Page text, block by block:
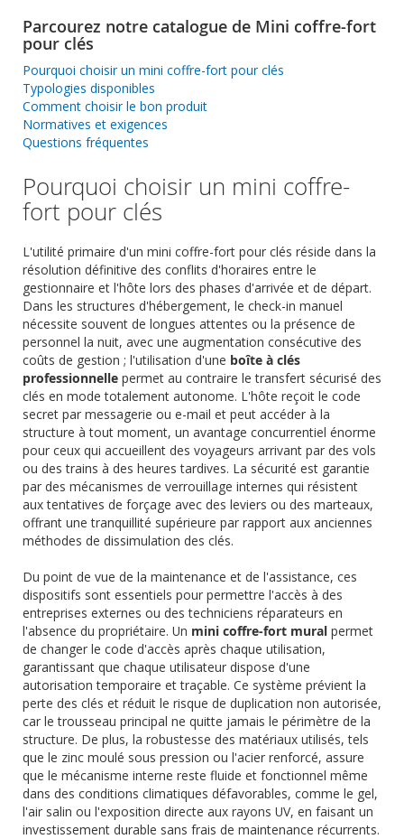
Parcourez notre catalogue de Mini coffre-fort
pour clés
Pourquoi choisir un mini coffre-fort pour clés
Typologies disponibles
Comment choisir le bon produit
Normatives et exigences
Questions fréquentes
Pourquoi choisir un mini coffre-
fort pour clés
L'utilité primaire d'un mini coffre-fort pour clés réside dans la
résolution définitive des conflits d'horaires entre le
gestionnaire et l'hôte lors des phases d'arrivée et de départ.
Dans les structures d'hébergement, le check-in manuel
nécessite souvent de longues attentes ou la présence de
personnel la nuit, avec une augmentation consécutive des
coûts de gestion ; l'utilisation d'une boîte à clés
professionnelle permet au contraire le transfert sécurisé des
clés en mode totalement autonome. L'hôte reçoit le code
secret par messagerie ou e-mail et peut accéder à la
structure à tout moment, un avantage concurrentiel énorme
pour ceux qui accueillent des voyageurs arrivant par des vols
ou des trains à des heures tardives. La sécurité est garantie
par des mécanismes de verrouillage internes qui résistent
aux tentatives de forçage avec des leviers ou des marteaux,
offrant une tranquillité supérieure par rapport aux anciennes
méthodes de dissimulation des clés.
Du point de vue de la maintenance et de l'assistance, ces
dispositifs sont essentiels pour permettre l'accès à des
entreprises externes ou des techniciens réparateurs en
l'absence du propriétaire. Un mini coffre-fort mural permet
de changer le code d'accès après chaque utilisation,
garantissant que chaque utilisateur dispose d'une
autorisation temporaire et traçable. Ce système prévient la
perte des clés et réduit le risque de duplication non autorisée,
car le trousseau principal ne quitte jamais le périmètre de la
structure. De plus, la robustesse des matériaux utilisés, tels
que le zinc moulé sous pression ou l'acier renforcé, assure
que le mécanisme interne reste fluide et fonctionnel même
dans des conditions climatiques défavorables, comme le gel,
l'air salin ou l'exposition directe aux rayons UV, en faisant un
investissement durable sans frais de maintenance récurrents.